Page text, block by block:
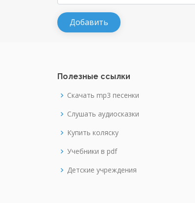
Полезные ссылки
Скачать mp3 песенки
Слушать аудиосказки
Купить коляску
Учебники в pdf
Детские учреждения